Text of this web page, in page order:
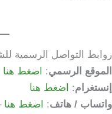
روابط التواصل الرسمية
الموقع الرسمي: اضغط هنا
إنستغرام: اضغط هنا
واتساب / هاتف: اضغط هنا